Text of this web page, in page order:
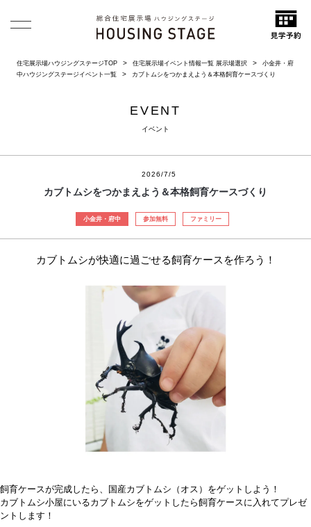
住宅展示場ハウジングステージTOP 住宅展示場イベント情報一覧 展示場選択
小金井・府
中ハウジングステージイベント一覧
カブトムシをつかまえよう＆本格飼育ケースづくり
EVENT
イベント
2026/7/5
カブトムシをつかまえよう＆本格飼育ケースづくり
小金井・府中 参加無料 ファミリー
カブトムシが快適に過ごせる飼育ケースを作ろう！
飼育ケースが完成したら、国産カブトムシ（オス）をゲットしよう！
カブトムシ小屋にいるカブトムシをゲットしたら飼育ケースに入れてプレゼ
ントします！